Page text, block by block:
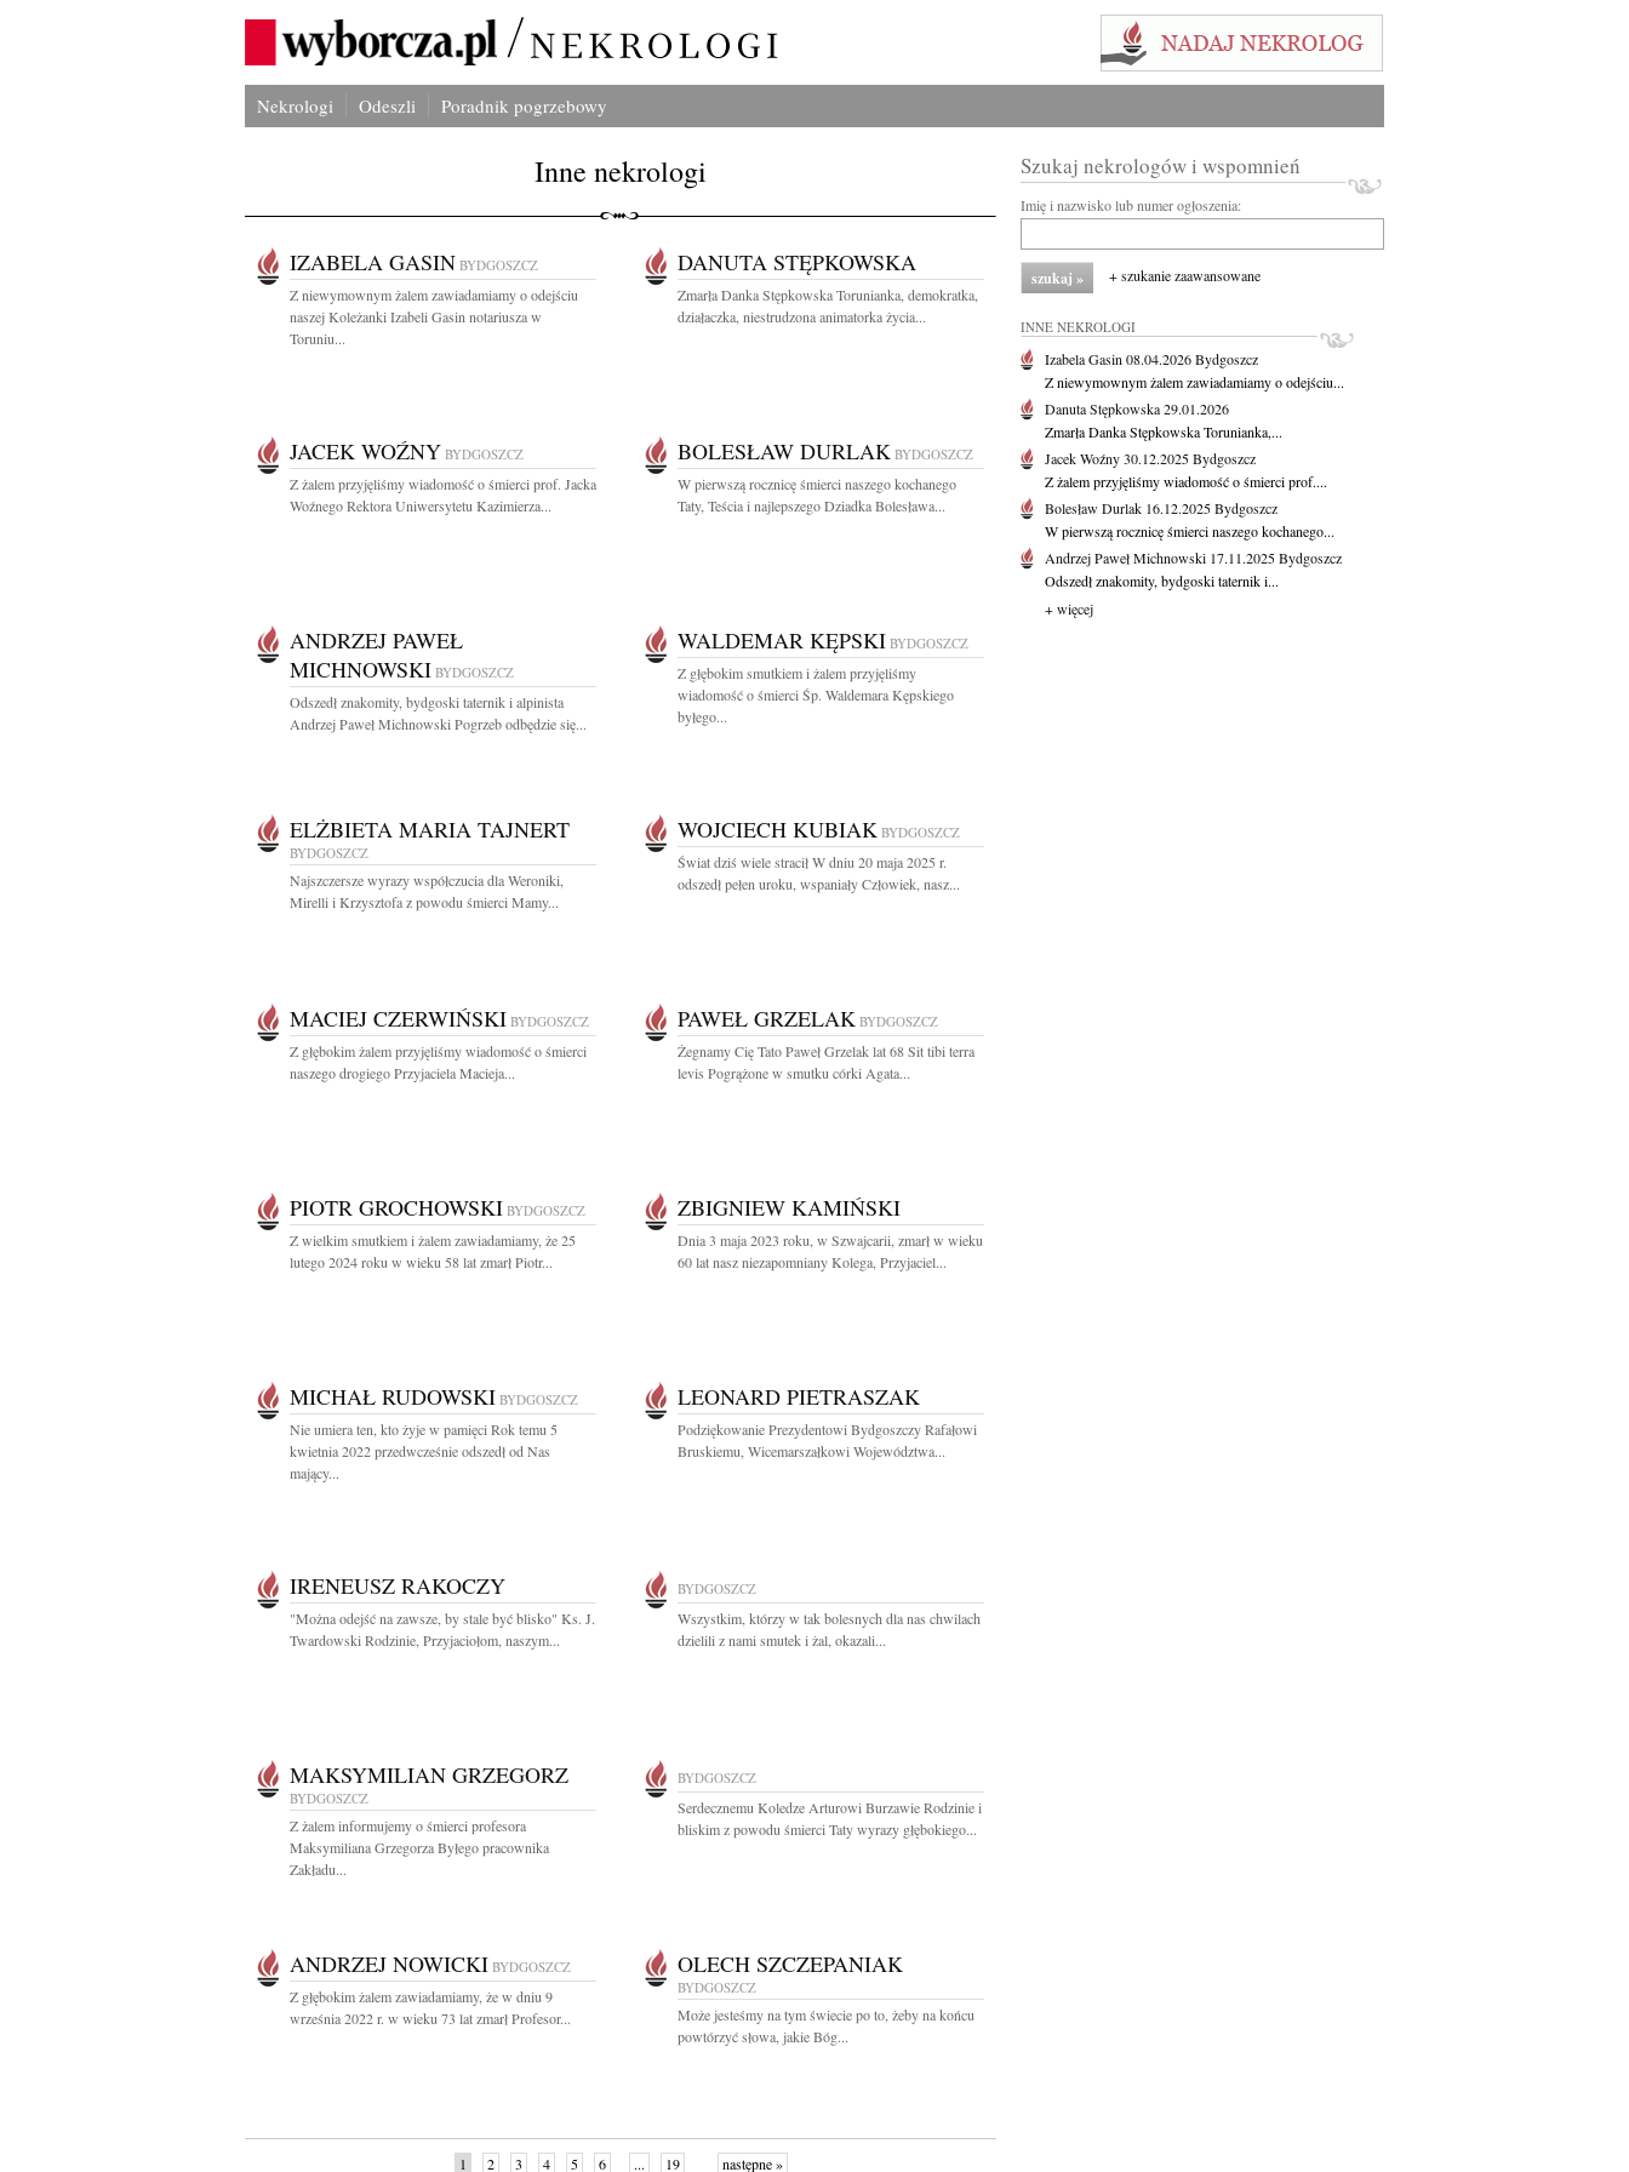
Nekrologi Odeszli Poradnik pogrzebowy
Inne nekrologi
IZABELA GASIN BYDGOSZCZ
Z niewymownym żalem zawiadamiamy o odejściu
naszej Koleżanki Izabeli Gasin notariusza w
Toruniu...
DANUTA STĘPKOWSKA
Zmarła Danka Stępkowska Torunianka, demokratka,
działaczka, niestrudzona animatorka życia...
JACEK WOŹNY BYDGOSZCZ
Z żalem przyjęliśmy wiadomość o śmierci prof. Jacka
Woźnego Rektora Uniwersytetu Kazimierza...
BOLESŁAW DURLAK BYDGOSZCZ
W pierwszą rocznicę śmierci naszego kochanego
Taty, Teścia i najlepszego Dziadka Bolesława...
ANDRZEJ PAWEŁ
MICHNOWSKI BYDGOSZCZ
Odszedł znakomity, bydgoski taternik i alpinista
Andrzej Paweł Michnowski Pogrzeb odbędzie się...
WALDEMAR KĘPSKI BYDGOSZCZ
Z głębokim smutkiem i żalem przyjęliśmy
wiadomość o śmierci Śp. Waldemara Kępskiego
byłego...
ELŻBIETA MARIA TAJNERT
BYDGOSZCZ
Najszczersze wyrazy współczucia dla Weroniki,
Mirelli i Krzysztofa z powodu śmierci Mamy...
WOJCIECH KUBIAK BYDGOSZCZ
Świat dziś wiele stracił W dniu 20 maja 2025 r.
odszedł pełen uroku, wspaniały Człowiek, nasz...
MACIEJ CZERWIŃSKI BYDGOSZCZ
Z głębokim żalem przyjęliśmy wiadomość o śmierci
naszego drogiego Przyjaciela Macieja...
PAWEŁ GRZELAK BYDGOSZCZ
Żegnamy Cię Tato Paweł Grzelak lat 68 Sit tibi terra
levis Pogrążone w smutku córki Agata...
PIOTR GROCHOWSKI BYDGOSZCZ
Z wielkim smutkiem i żalem zawiadamiamy, że 25
lutego 2024 roku w wieku 58 lat zmarł Piotr...
ZBIGNIEW KAMIŃSKI
Dnia 3 maja 2023 roku, w Szwajcarii, zmarł w wieku
60 lat nasz niezapomniany Kolega, Przyjaciel...
MICHAŁ RUDOWSKI BYDGOSZCZ
Nie umiera ten, kto żyje w pamięci Rok temu 5
kwietnia 2022 przedwcześnie odszedł od Nas
mający...
LEONARD PIETRASZAK
Podziękowanie Prezydentowi Bydgoszczy Rafałowi
Bruskiemu, Wicemarszałkowi Województwa...
IRENEUSZ RAKOCZY
"Można odejść na zawsze, by stale być blisko" Ks. J.
Twardowski Rodzinie, Przyjaciołom, naszym...
BYDGOSZCZ
Wszystkim, którzy w tak bolesnych dla nas chwilach
dzielili z nami smutek i żal, okazali...
MAKSYMILIAN GRZEGORZ
BYDGOSZCZ
Z żalem informujemy o śmierci profesora
Maksymiliana Grzegorza Byłego pracownika
Zakładu...
BYDGOSZCZ
Serdecznemu Koledze Arturowi Burzawie Rodzinie i
bliskim z powodu śmierci Taty wyrazy głębokiego...
ANDRZEJ NOWICKI BYDGOSZCZ
Z głębokim żalem zawiadamiamy, że w dniu 9
września 2022 r. w wieku 73 lat zmarł Profesor...
OLECH SZCZEPANIAK
BYDGOSZCZ
Może jesteśmy na tym świecie po to, żeby na końcu
powtórzyć słowa, jakie Bóg...
1 2 3 4 5 6 ... 19 następne »
Szukaj nekrologów i wspomnień
Imię i nazwisko lub numer ogłoszenia:
+ szukanie zaawansowane
INNE NEKROLOGI
Izabela Gasin 08.04.2026Bydgoszcz
Z niewymownym żalem zawiadamiamy o odejściu...
Danuta Stępkowska29.01.2026
Zmarła Danka Stępkowska Torunianka,...
Jacek Woźny30.12.2025Bydgoszcz
Z żalem przyjęliśmy wiadomość o śmierci prof....
Bolesław Durlak 16.12.2025Bydgoszcz
W pierwszą rocznicę śmierci naszego kochanego...
Andrzej Paweł Michnowski 17.11.2025Bydgoszcz
Odszedł znakomity, bydgoski taternik i...
+ więcej